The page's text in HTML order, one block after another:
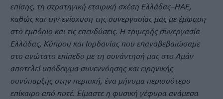
επίσης, τη στρατηγική εταιρική σχέση Ελλάδας–ΗΑΕ,
καθώς και την ενίσχυση της συνεργασίας μας με έμφαση
στο εμπόριο και τις επενδύσεις. Η τριμερής συνεργασία
Ελλάδας, Κύπρου και Ιορδανίας που επαναβεβαιώσαμε
στο ανώτατο επίπεδο με τη συνάντησή μας στο Αμάν
αποτελεί υπόδειγμα συνεννόησης και ειρηνικής
συνύπαρξης στην περιοχή, ένα μήνυμα περισσότερο
επίκαιρο από ποτέ. Είμαστε η φυσική γέφυρα ανάμεσα